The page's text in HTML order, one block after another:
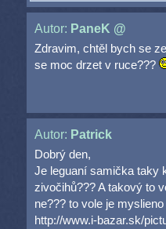
Autor: PaneK @
Zdravim, chtěl bych se
se moc drzet v ruce???
Autor: Patrick
Dobrý den,
Je leguaní samička taky
zivočihů??? A takový to
ne??? to vole je myslieno
http://www.i-bazar.sk/